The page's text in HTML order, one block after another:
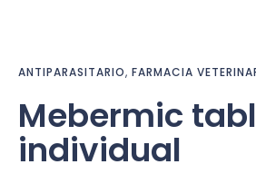
ANTIPARASITARIO, FARMACIA
Mebermic
individual